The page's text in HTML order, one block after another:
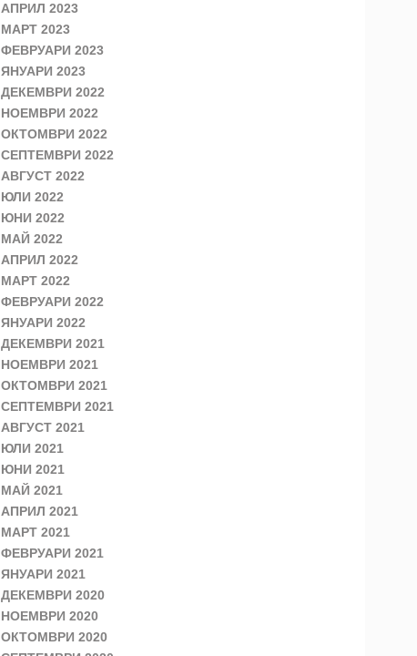
АПРИЛ 2023
МАРТ 2023
ФЕВРУАРИ 2023
ЯНУАРИ 2023
ДЕКЕМВРИ 2022
НОЕМВРИ 2022
ОКТОМВРИ 2022
СЕПТЕМВРИ 2022
АВГУСТ 2022
ЮЛИ 2022
ЮНИ 2022
МАЙ 2022
АПРИЛ 2022
МАРТ 2022
ФЕВРУАРИ 2022
ЯНУАРИ 2022
ДЕКЕМВРИ 2021
НОЕМВРИ 2021
ОКТОМВРИ 2021
СЕПТЕМВРИ 2021
АВГУСТ 2021
ЮЛИ 2021
ЮНИ 2021
МАЙ 2021
АПРИЛ 2021
МАРТ 2021
ФЕВРУАРИ 2021
ЯНУАРИ 2021
ДЕКЕМВРИ 2020
НОЕМВРИ 2020
ОКТОМВРИ 2020